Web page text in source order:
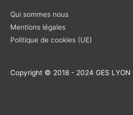
Qui sommes nous
Mentions légales
Politique de cookies (UE)
Copyright © 2018 - 2024 GES LYON |